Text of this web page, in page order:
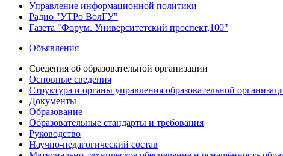
Управление информационной политики
Радио "УТРо ВолГУ"
Газета "Форум. Университетский проспект,100"
Объявления
Сведения об образовательной организации
Основные сведения
Структура и органы управления образовательной
Документы
Образование
Образовательные стандарты и требования
Руководство
Научно-педагогический состав